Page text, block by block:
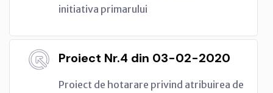
initiativa primarului
Proiect Nr.4 din 03-02-2020
Proiect de hotarare privind atribuirea de